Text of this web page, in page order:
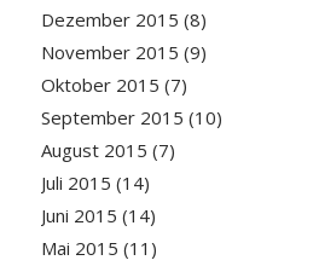
Dezember 2015 (8)
November 2015 (9)
Oktober 2015 (7)
September 2015 (10)
August 2015 (7)
Juli 2015 (14)
Juni 2015 (14)
Mai 2015 (11)